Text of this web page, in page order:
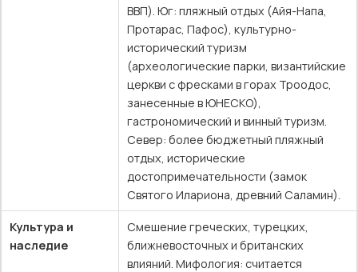
ВВП). Юг: пляжный отдых (Айя-Напа,
Протарас, Пафос), культурно-
исторический туризм
(археологические парки, византийские
церкви с фресками в горах Троодос,
занесенные в ЮНЕСКО),
гастрономический и винный туризм.
Север: более бюджетный пляжный
отдых, исторические
достопримечательности (замок
Святого Илариона, древний Саламин).
Культура и
наследие
Смешение греческих, турецких,
ближневосточных и британских
влияний. Мифология: считается